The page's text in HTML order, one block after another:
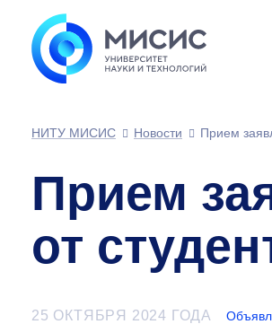
НИТУ МИСИС
Новости Прием
Прием
от
25 ОКТЯБРЯ 2024 ГОДА